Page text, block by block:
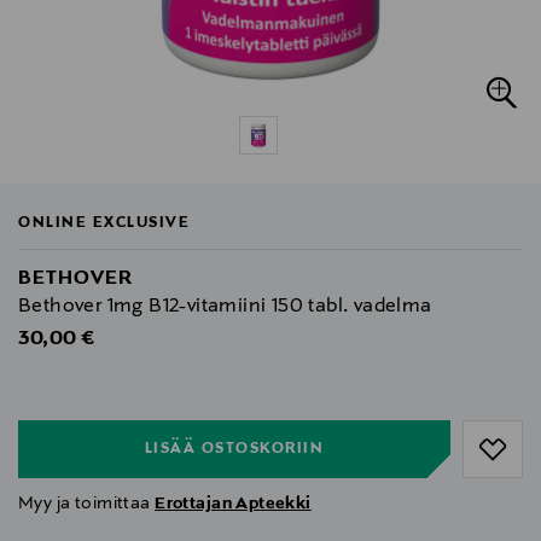
ONLINE EXCLUSIVE
BETHOVER
Bethover 1mg B12-vitamiini 150 tabl. vadelma
Original Price
30,00 €
LISÄÄ OSTOSKORIIN
Myy ja toimittaa Erottajan Apteekki